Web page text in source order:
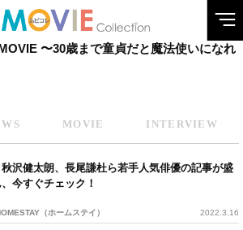
〜30歳まで童貞だと魔法使いになれ
MOVIE INTERVIEW
沢健太朗、長尾謙杜ら若手人気俳優の記事が盛
今すぐチェック！
（ホームステイ） 2022.3.16